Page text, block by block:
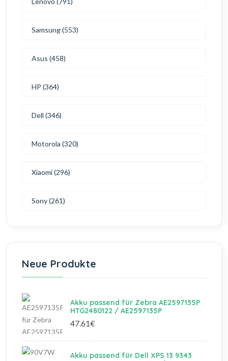
Samsung (553)
Asus (458)
HP (364)
Dell (346)
Motorola (320)
Xiaomi (296)
Sony (261)
Neue Produkte
Akku passend für Zebra AE2597135P
HTG2480122 / AE2597135P
47.61€
Akku passend für Dell XPS 13 9343